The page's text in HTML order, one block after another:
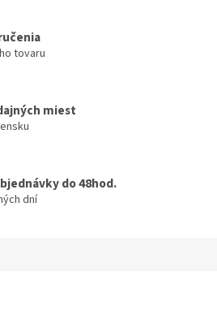
tovaru
miest
do 48hod.
dní